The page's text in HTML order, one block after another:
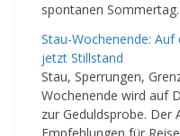
spontanen Sommertag.
Stau-Wochenende:
jetzt Stillstand
Stau, Sperrungen,
Wochenende wird auf
zur Geduldsprobe. Der